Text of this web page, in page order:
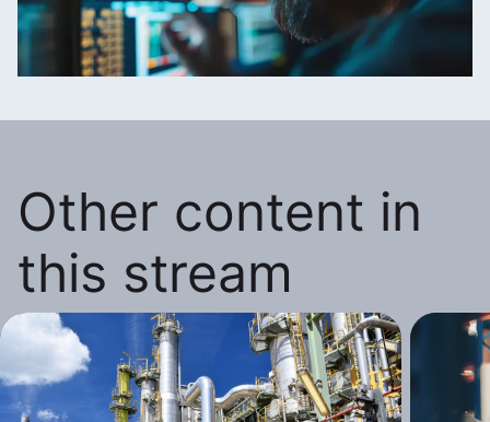
Other content in
this stream